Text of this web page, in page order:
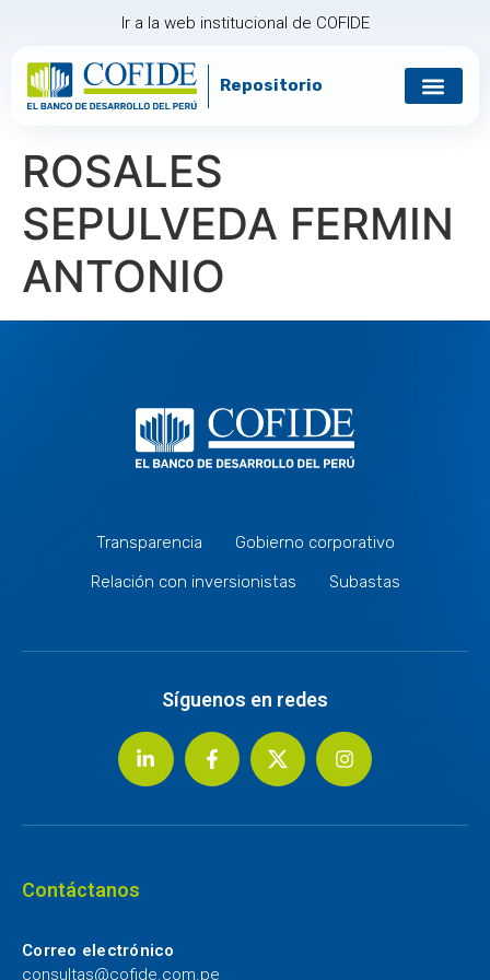
Ir a la web institucional de COFIDE
Repositorio
ROSALES
SEPULVEDA FERMIN
ANTONIO
Transparencia
Gobierno corporativo
Relación con inversionistas
Subastas
Síguenos en redes
Contáctanos
Correo electrónico
consultas@cofide.com.pe